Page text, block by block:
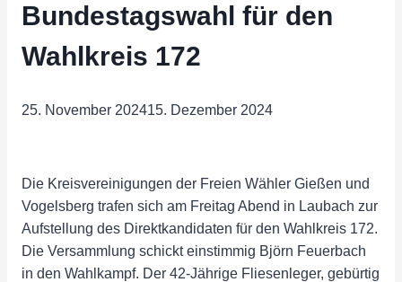
Bundestagswahl für den
Wahlkreis 172
25. November 202415. Dezember 2024
Die Kreisvereinigungen der Freien Wähler Gießen und
Vogelsberg trafen sich am Freitag Abend in Laubach zur
Aufstellung des Direktkandidaten für den Wahlkreis 172.
Die Versammlung schickt einstimmig Björn Feuerbach
in den Wahlkampf. Der 42-Jährige Fliesenleger, gebürtig